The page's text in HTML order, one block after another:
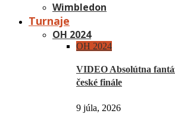
Wimbledon
Turnaje
OH 2024
OH 2024
VIDEO Absolútna
české finále
9 júla, 2026